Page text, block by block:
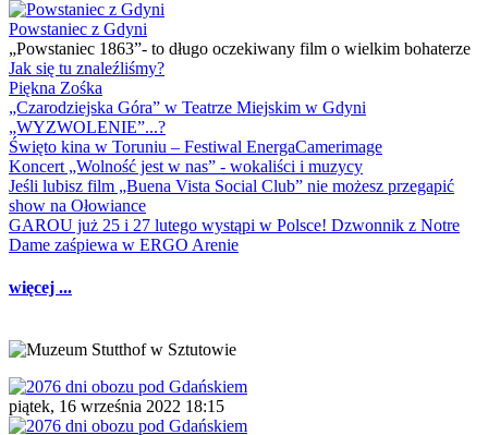
Powstaniec z Gdyni
„Powstaniec 1863”- to długo oczekiwany film o wielkim bohaterze
Jak się tu znaleźliśmy?
Piękna Zośka
„Czarodziejska Góra” w Teatrze Miejskim w Gdyni
„WYZWOLENIE”...?
Święto kina w Toruniu – Festiwal EnergaCamerimage
Koncert „Wolność jest w nas” - wokaliści i muzycy
Jeśli lubisz film „Buena Vista Social Club” nie możesz przegapić
show na Ołowiance
GAROU już 25 i 27 lutego wystąpi w Polsce! Dzwonnik z Notre
Dame zaśpiewa w ERGO Arenie
więcej ...
piątek, 16 września 2022 18:15